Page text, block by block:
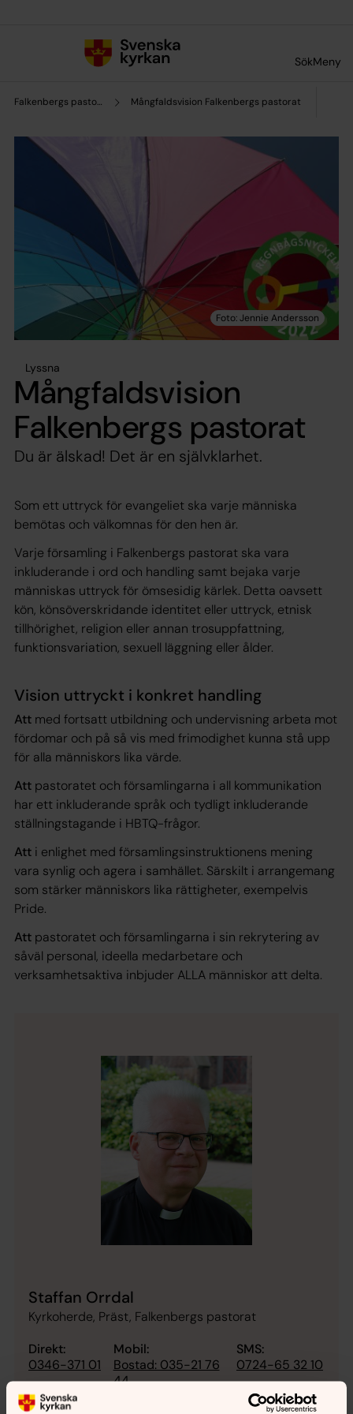
SökMeny
Falkenbergs pastorat Mångfaldsvision Falkenbergs pastorat
Lyssna
Mångfaldsvision
Falkenbergs pastorat
Du är älskad! Det är en självklarhet.
Som ett uttryck för evangeliet ska varje människa
bemötas och välkomnas för den hen är.
Varje församling i Falkenbergs pastorat ska vara
inkluderande i ord och handling samt bejaka varje
människas uttryck för ömsesidig kärlek. Detta oavsett
kön, könsöverskridande identitet eller uttryck, etnisk
tillhörighet, religion eller annan trosuppfattning,
funktionsvariation, sexuell läggning eller ålder.
Vision uttryckt i konkret handling
Att med fortsatt utbildning och undervisning arbeta mot
fördomar och på så vis med frimodighet kunna stå upp
för alla människors lika värde.
Att pastoratet och församlingarna i all kommunikation
har ett inkluderande språk och tydligt inkluderande
ställningstagande i HBTQ-frågor.
Att i enlighet med församlingsinstruktionens mening
vara synlig och agera i samhället. Särskilt i arrangemang
som stärker människors lika rättigheter, exempelvis
Pride.
Att pastoratet och församlingarna i sin rekrytering av
såväl personal, ideella medarbetare och
verksamhetsaktiva inbjuder ALLA människor att delta.
Staffan Orrdal
Kyrkoherde, Präst, Falkenbergs pastorat
Direkt:
0346-371 01
Mobil:
Bostad: 035-21 76
44
SMS:
0724-65 32 10
E-post:staffan.orrdal@svenskakyrkan.se